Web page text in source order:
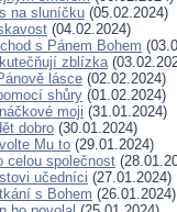
na sluníčku (05.02.2024)
(04.02.2024)
s Pánem Bohem
zblízka
lásce (02.02.2024)
shůry (01.02.2024)
moji (31.01.2024)
dobro (30.01.2024)
Mu to (29.01.2024)
celou společnost
učedníci (27.01.2024)
s Bohem (26.01.2024)